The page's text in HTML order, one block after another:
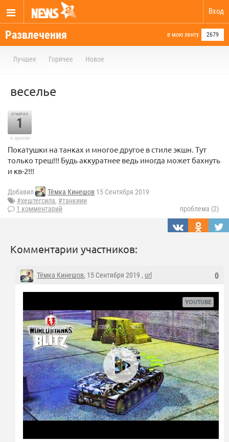
Вход
Развлечения в мою ленту 2679
Лучшее Горячее Новое
веселье
отметил
1
в архиве
Покатушки на танках и многое другое в стиле экшн. Тут
только треш!!! Будь аккуратнее ведь иногда может бахнуть
и кв-2!!!
Добавил Тёмка Кинешов 15 Сентября 2019
#хештегсила, #танкиии
1 комментарий
проблема (2)
Комментарии участников:
0
Тёмка Кинешов, 15 Сентября 2019 , url